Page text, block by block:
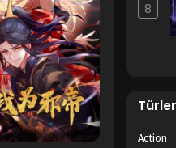
8
Türler
Action